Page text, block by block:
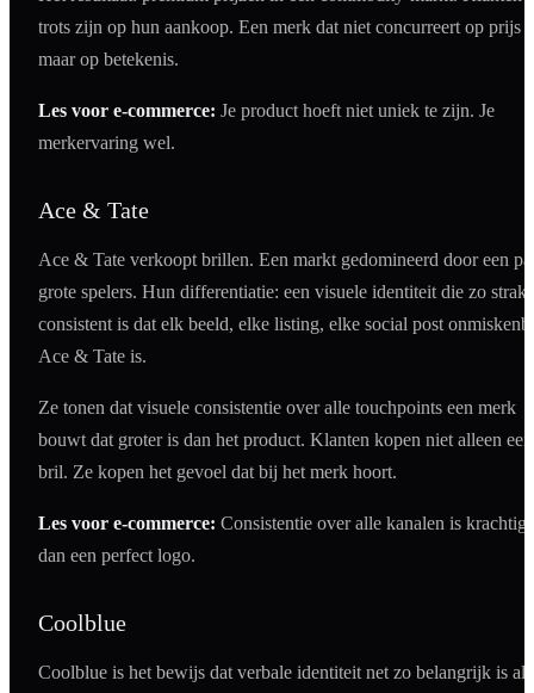
trots zijn op hun aankoop. Een merk dat niet concurreert op prijs
maar op betekenis.
Les voor e-commerce: Je product hoeft niet uniek te zijn. Je
merkervaring wel.
Ace & Tate
Ace & Tate verkoopt brillen. Een markt gedomineerd door een
grote spelers. Hun differentiatie: een visuele identiteit die zo strak
consistent is dat elk beeld, elke listing, elke social post
Ace & Tate is.
Ze tonen dat visuele consistentie over alle touchpoints een merk
bouwt dat groter is dan het product. Klanten kopen niet alleen een
bril. Ze kopen het gevoel dat bij het merk hoort.
Les voor e-commerce: Consistentie over alle kanalen is
dan een perfect logo.
Coolblue
Coolblue is het bewijs dat verbale identiteit net zo belangrijk is als